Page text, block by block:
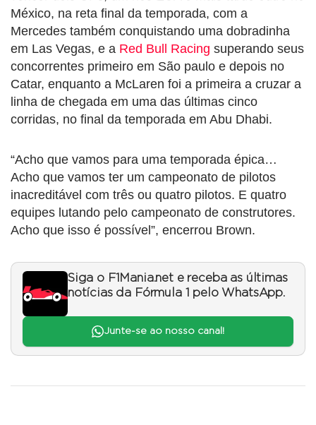
México, na reta final da temporada, com a
Mercedes também conquistando uma dobradinha
em Las Vegas, e a Red Bull Racing superando seus
concorrentes primeiro em São paulo e depois no
Catar, enquanto a McLaren foi a primeira a cruzar a
linha de chegada em uma das últimas cinco
corridas, no final da temporada em Abu Dhabi.
“Acho que vamos para uma temporada épica…
Acho que vamos ter um campeonato de pilotos
inacreditável com três ou quatro pilotos. E quatro
equipes lutando pelo campeonato de construtores.
Acho que isso é possível”, encerrou Brown.
Siga o F1Mania.net e receba as últimas
notícias da Fórmula 1 pelo WhatsApp.
Junte-se ao nosso canal!